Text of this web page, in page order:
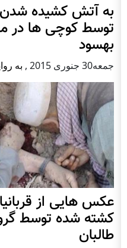
به آتش کشیده
توسط کوچی ها در
بهسود
جمعه30 جنوری 2015 , به
عکس هایی از
کشته شده توسط
طالبان